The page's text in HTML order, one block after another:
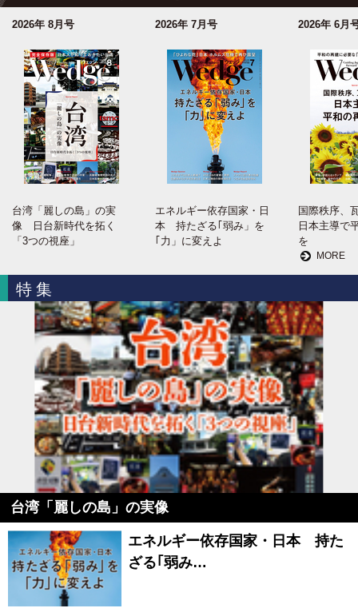
2026年 8月号
台湾「麗しの島」の実
像 日台新時代を拓く
「3つの視座」
2026年 7月号
エネルギー依存国家・日
本 持たざる｢弱み」を
｢力」に変えよ
2026年 6月
国際秩序
日本主導で
を
MORE
特集
台湾「麗しの島」の実像
エネルギー依存国家・日本 持た
ざる｢弱み…